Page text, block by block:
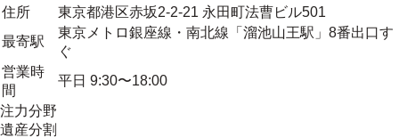
住所
東京都港区赤坂2-2-21 永田町法曹ビル501
最寄駅
東京メトロ銀座線・南北線「溜池山王駅」8番出口す
ぐ
営業時
間
平日 9:30〜18:00
注力分野
遺産分割